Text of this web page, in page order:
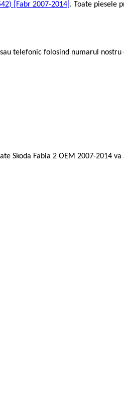
[Fabr 2007-2014] . Toate piesele
sau telefonic folosind numarul
Fabia 2 OEM 2007-2014